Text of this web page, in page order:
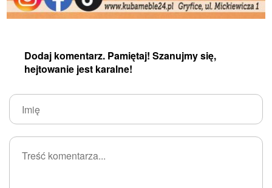
Dodaj komentarz. Pamiętaj! Szanujmy się,
hejtowanie jest karalne!